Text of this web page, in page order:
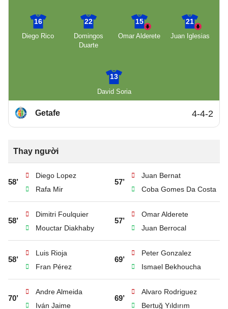
16
Diego Rico
22
Domingos
Duarte
15
Omar Alderete
21
Juan Iglesias
13
David Soria
Getafe 4-4-2
Thay người
58’
Diego Lopez
Rafa Mir
57’
Juan Bernat
Coba Gomes Da Costa
58’
Dimitri Foulquier
Mouctar Diakhaby
57’
Omar Alderete
Juan Berrocal
58’
Luis Rioja
Fran Pérez
69’
Peter Gonzalez
Ismael Bekhoucha
70’
Andre Almeida
Iván Jaime
69’
Alvaro Rodriguez
Bertuğ Yıldırım